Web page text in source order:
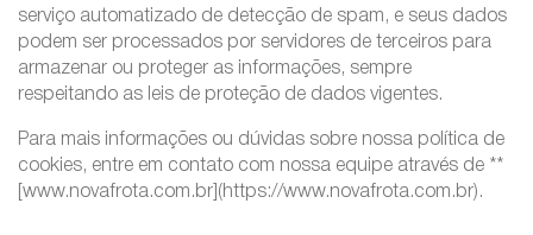
serviço automatizado de detecção de spam, e seus dados
podem ser processados por servidores de terceiros para
armazenar ou proteger as informações, sempre
respeitando as leis de proteção de dados vigentes.
Para mais informações ou dúvidas sobre nossa política de
cookies, entre em contato com nossa equipe através de **
[www.novafrota.com.br](https://www.novafrota.com.br).